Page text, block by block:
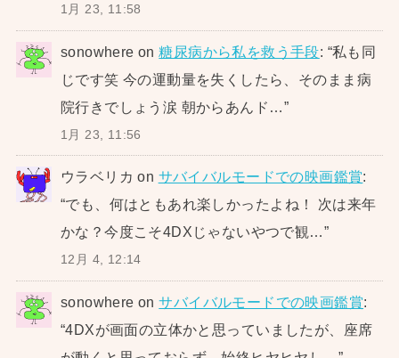
1月 23, 11:58
sonowhere on糖尿病から私を救う手段: “私も同
じです笑 今の運動量を失くしたら、そのまま病
院行きでしょう涙 朝からあんド…”
1月 23, 11:56
ウラベリカ on サバイバルモードでの映画鑑賞:
“でも、何はともあれ楽しかったよね！ 次は来年
かな？今度こそ4DXじゃないやつで観…”
12月 4, 12:14
sonowhere onサバイバルモードでの映画鑑賞:
“4DXが画面の立体かと思っていましたが、座席